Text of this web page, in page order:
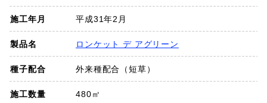
プライバシーポリシー
お問い合わせ
施工年月 平成31年2月
製品名 ロンケット デ アグリーン
種子配合 外来種配合（短草）
施工数量 480㎡